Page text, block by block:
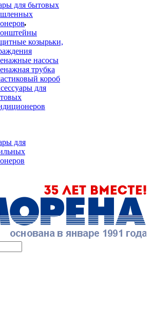
для бытовых
козырьки,
насосы
трубка
короб
для
для